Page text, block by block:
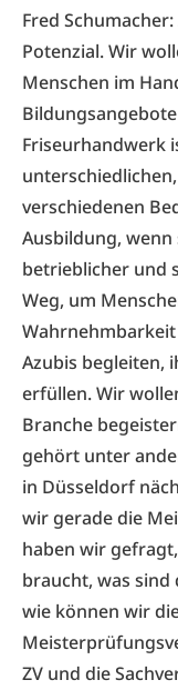
Fred
Potenzial. Wir
Menschen im
Friseurhandwerk
verschiedenen
Ausbildung,
betrieblicher und
Weg, um
Azubis begleiten,
erfüllen. Wir
Branche
gehört unter
in Düsseldorf
wir gerade die
haben wir
braucht, was
wie können wir
ZV und die